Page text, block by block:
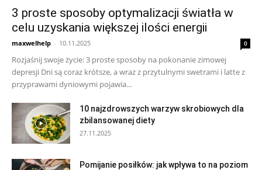
3 proste sposoby optymalizacji światła w
celu uzyskania większej ilości energii
maxwelhelp - 10.11.2025 0
Rozjaśnij swoje życie: 3 proste sposoby na pokonanie zimowej
depresji Dni są coraz krótsze, a wraz z przytulnymi swetrami i latte z
przyprawami dyniowymi pojawia...
10 najzdrowszych warzyw skrobiowych dla
zbilansowanej diety
27.11.2025
Pomijanie posiłków: jak wpływa to na poziom